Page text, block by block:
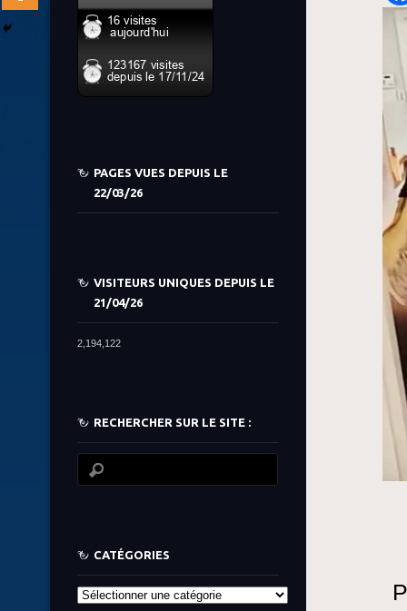
PAGES VUES DEPUIS LE
22/03/26
VISITEURS UNIQUES DEPUIS LE
21/04/26
2,194,122
RECHERCHER SUR LE SITE :
CATÉGORIES
Catégories